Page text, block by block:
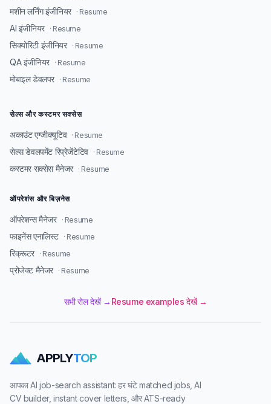
मशीन लर्निंग इंजीनियर · Resume
AI इंजीनियर · Resume
सिक्योरिटी इंजीनियर · Resume
QA इंजीनियर · Resume
मोबाइल डेवलपर · Resume
सेल्स और कस्टमर सक्सेस
अकाउंट एग्जीक्यूटिव · Resume
सेल्स डेवलपमेंट रिप्रेजेंटेटिव · Resume
कस्टमर सक्सेस मैनेजर · Resume
ऑपरेशंस और बिज़नेस
ऑपरेशन्स मैनेजर · Resume
फाइनेंस एनालिस्ट · Resume
रिक्रूटर · Resume
प्रोजेक्ट मैनेजर · Resume
सभी रोल देखें → Resume examples देखें →
APPLYTOP
आपका AI job-search assistant: हर घंटे matched jobs, AI
CV builder, instant cover letters, और ATS-ready